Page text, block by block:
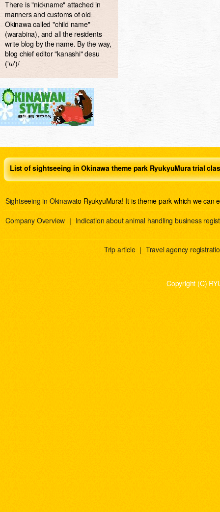
There is "nickname" attached in
manners and customs of old
Okinawa called "child name"
(warabina), and all the residents
write blog by the name. By the way,
blog chief editor "kanashi" desu
('ω')/
List of sightseeing in Okinawa theme park RyukyuMura trial
Sightseeing in Okinawato RyukyuMura! It is theme park which we can
Company Overview ｜ Indication about animal handling business
Trip article ｜ Travel agency
Copyright (C)